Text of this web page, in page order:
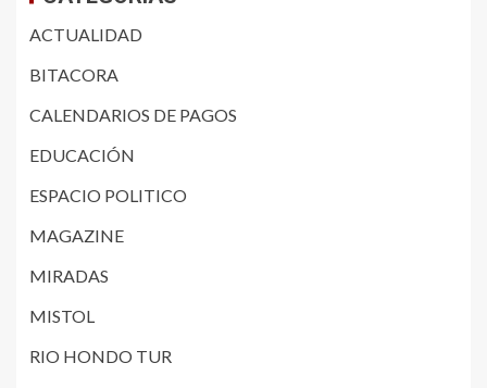
ACTUALIDAD
BITACORA
CALENDARIOS DE PAGOS
EDUCACIÓN
ESPACIO POLITICO
MAGAZINE
MIRADAS
MISTOL
RIO HONDO TUR